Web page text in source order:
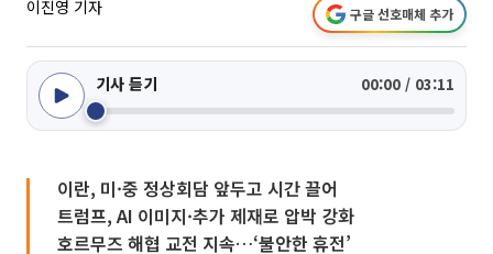
이진영 기자 구글 선호매체 추가
기사 듣기 00:00 / 03:11
이란, 미·중 정상회담 앞두고 시간 끌어
트럼프, AI 이미지·추가 제재로 압박 강화
호르무즈 해협 교전 지속…‘불안한 휴전’